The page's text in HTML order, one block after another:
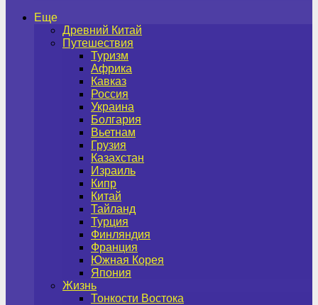
Еще
Древний Китай
Путешествия
Туризм
Африка
Кавказ
Россия
Украина
Болгария
Вьетнам
Грузия
Казахстан
Израиль
Кипр
Китай
Тайланд
Турция
Финляндия
Франция
Южная Корея
Япония
Жизнь
Тонкости Востока